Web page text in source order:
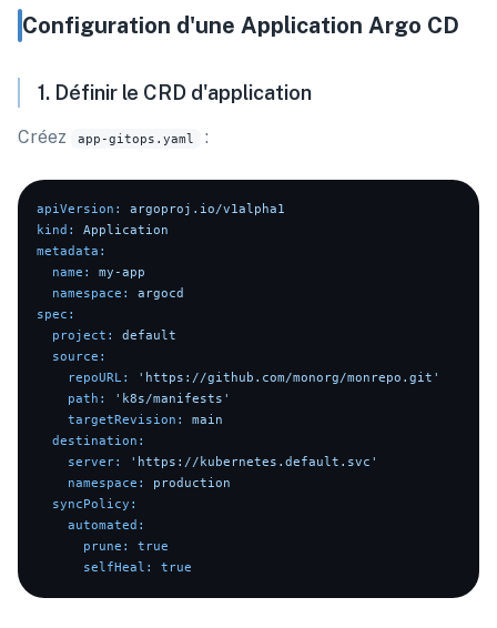
Configuration d'une Application Argo CD
1. Définir le CRD d'application
Créez app-gitops.yaml :
apiVersion:
argoproj.io/v1alpha1
kind:
Application
metadata:
name:
my-app
namespace:
argocd
spec:
project:
default
source:
repoURL:
'https://github.com/monorg/monrepo.git'
path:
'k8s/manifests'
targetRevision:
main
destination:
server:
'https://kubernetes.default.svc'
namespace:
production
syncPolicy:
automated:
prune:
true
selfHeal:
true